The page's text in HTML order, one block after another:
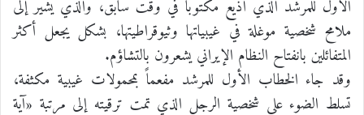
الأول للمرشد الذي أذيع مكتوباً في وقت سابق، والذي يشير إلى
ملامح شخصية موغلة في غيبياتها وثيوقراطيتها، بشكل يجعل أكثر
المتفائلين بانفتاح النظام الإيراني يشعرون بالتشاؤم.
وقد جاء الخطاب الأول للمرشد مفعماً بمحمولات غيبية مكثفة،
تسلط الضوء على شخصية الرجل الذي تمت ترقيته إلى مرتبة «آية